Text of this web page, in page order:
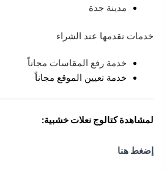
مدينة جدة
خدمات نقدمها عند الشراء
خدمة رفع المقاسات مجاناً
خدمة تعيين الموقع مجاناً
لمشاهدة كتالوج نعلات خشبية:
إضغط هنا